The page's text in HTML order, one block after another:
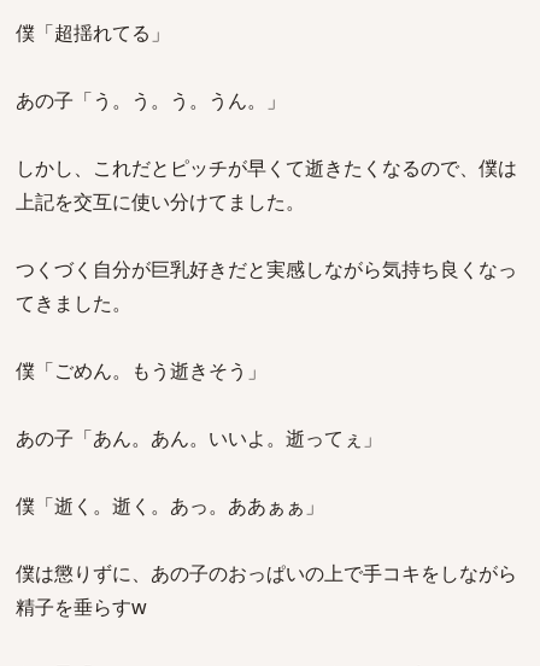
僕「超揺れてる」
あの子「う。う。う。うん。」
しかし、これだとピッチが早くて逝きたくなるので、僕は
上記を交互に使い分けてました。
つくづく自分が巨乳好きだと実感しながら気持ち良くなっ
てきました。
僕「ごめん。もう逝きそう」
あの子「あん。あん。いいよ。逝ってぇ」
僕「逝く。逝く。あっ。ああぁぁ」
僕は懲りずに、あの子のおっぱいの上で手コキをしながら
精子を垂らすw